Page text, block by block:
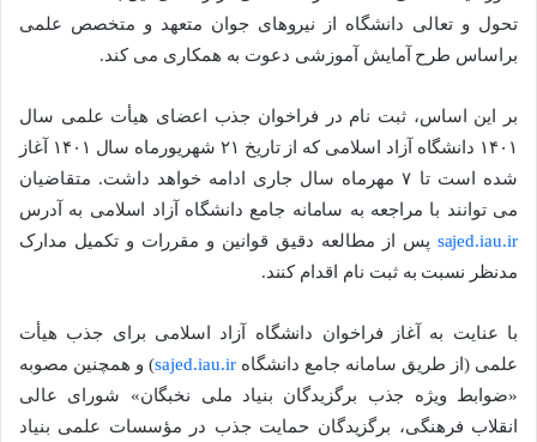
تحول و تعالی دانشگاه از نیروهای جوان متعهد و متخصص علمی
براساس طرح آمایش آموزشی دعوت به همکاری می کند.
بر این اساس، ثبت نام در فراخوان جذب اعضای هیأت علمی سال
۱۴۰۱ دانشگاه آزاد اسلامی که از تاریخ ۲۱ شهریورماه سال ۱۴۰۱ آغاز
شده است تا ۷ مهرماه سال جاری ادامه خواهد داشت. متقاضیان
می توانند با مراجعه به سامانه جامع دانشگاه آزاد اسلامی به آدرس
sajed.iau.ir پس از مطالعه دقیق قوانین و مقررات و تکمیل مدارک
مدنظر نسبت به ثبت نام اقدام کنند.
با عنایت به آغاز فراخوان دانشگاه آزاد اسلامی برای جذب هیأت
علمی (از طریق سامانه جامع دانشگاهsajed.iau.ir) و همچنین مصوبه
«ضوابط ویژه جذب برگزیدگان بنیاد ملی نخبگان» شورای عالی
انقلاب فرهنگی، برگزیدگان حمایت جذب در مؤسسات علمی بنیاد